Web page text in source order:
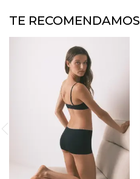
TE RECOMENDAMOS